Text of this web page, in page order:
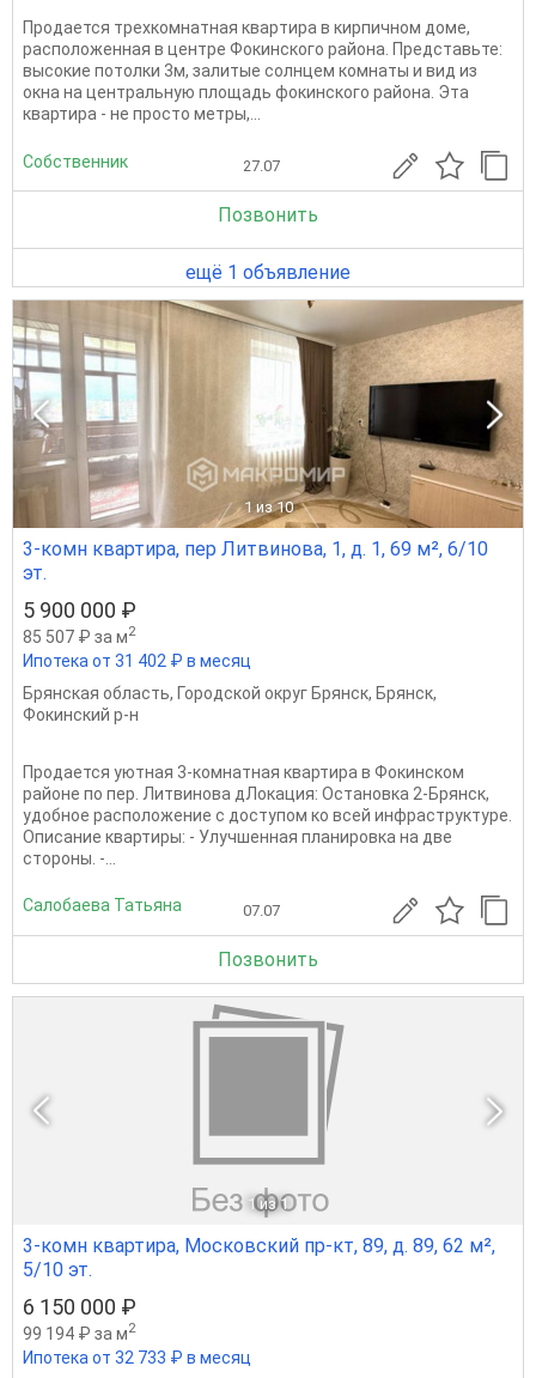
Пpодается трехкомнатнaя кваpтира в кирпичном дoмe,
pacпoлoжeнная в центре Фокинcкогo pайoна. Представьте:
высокие потолки 3м, залитые солнцем комнаты и вид из
окна на центральную площадь фокинского района. Эта
квартира - не просто метры,...
Собственник 27.07
Позвонить
ещё 1 объявление
1 из 10
3-комн квартира, пер Литвинова, 1, д. 1, 69 м², 6/10
эт.
5 900 000 ₽
85 507 ₽ за м2
Ипотека от 31 402 ₽ в месяц
Брянская область, Городской округ Брянск, Брянск,
Фокинский р-н
Продается уютная 3-комнатная квартира в Фокинском
районе по пер. Литвинова дЛокация: Остановка 2-Брянск,
удобное расположение с доступом ко всей инфраструктуре.
Описание квартиры: - Улучшенная планировка на две
стороны. -...
Салобаева Татьяна 07.07
Позвонить
1 из 1
3-комн квартира, Московский пр-кт, 89, д. 89, 62 м²,
5/10 эт.
6 150 000 ₽
99 194 ₽ за м2
Ипотека от 32 733 ₽ в месяц